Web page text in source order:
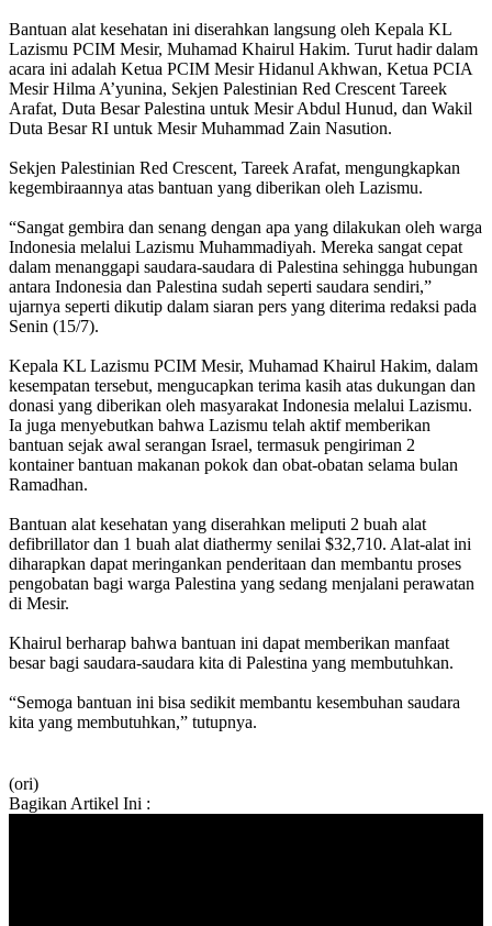
Bantuan alat kesehatan ini diserahkan langsung oleh Kepala KL
Lazismu PCIM Mesir, Muhamad Khairul Hakim. Turut hadir dalam
acara ini adalah Ketua PCIM Mesir Hidanul Akhwan, Ketua PCIA
Mesir Hilma A’yunina, Sekjen Palestinian Red Crescent Tareek
Arafat, Duta Besar Palestina untuk Mesir Abdul Hunud, dan Wakil
Duta Besar RI untuk Mesir Muhammad Zain Nasution.
Sekjen Palestinian Red Crescent, Tareek Arafat, mengungkapkan
kegembiraannya atas bantuan yang diberikan oleh Lazismu.
“Sangat gembira dan senang dengan apa yang dilakukan oleh warga
Indonesia melalui Lazismu Muhammadiyah. Mereka sangat cepat
dalam menanggapi saudara-saudara di Palestina sehingga hubungan
antara Indonesia dan Palestina sudah seperti saudara sendiri,”
ujarnya seperti dikutip dalam siaran pers yang diterima redaksi pada
Senin (15/7).
Kepala KL Lazismu PCIM Mesir, Muhamad Khairul Hakim, dalam
kesempatan tersebut, mengucapkan terima kasih atas dukungan dan
donasi yang diberikan oleh masyarakat Indonesia melalui Lazismu.
Ia juga menyebutkan bahwa Lazismu telah aktif memberikan
bantuan sejak awal serangan Israel, termasuk pengiriman 2
kontainer bantuan makanan pokok dan obat-obatan selama bulan
Ramadhan.
Bantuan alat kesehatan yang diserahkan meliputi 2 buah alat
defibrillator dan 1 buah alat diathermy senilai $32,710. Alat-alat ini
diharapkan dapat meringankan penderitaan dan membantu proses
pengobatan bagi warga Palestina yang sedang menjalani perawatan
di Mesir.
Khairul berharap bahwa bantuan ini dapat memberikan manfaat
besar bagi saudara-saudara kita di Palestina yang membutuhkan.
“Semoga bantuan ini bisa sedikit membantu kesembuhan saudara
kita yang membutuhkan,” tutupnya.
(ori)
Bagikan Artikel Ini :